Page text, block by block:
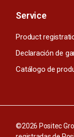
Service
Product
Declaración de
Catálogo de
©2026 Positec